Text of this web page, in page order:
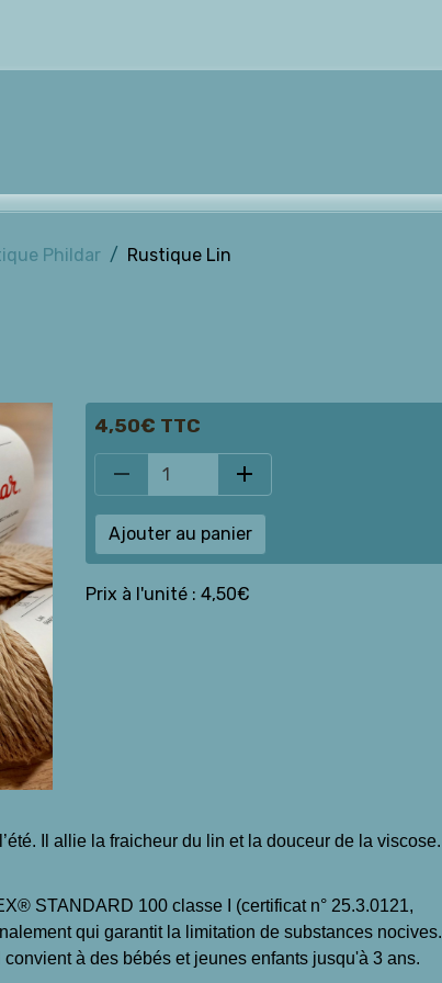
Phildar Rustique Lin
4,50€ TTC
Ajouter au panier
Prix à l'unité : 4,50€
Il allie la fraicheur du lin et la douceur de la viscose.
STANDARD 100 classe I (certificat n° 25.3.0121,
qui garantit la limitation de substances nocives.
à des bébés et jeunes enfants jusqu'à 3 ans.